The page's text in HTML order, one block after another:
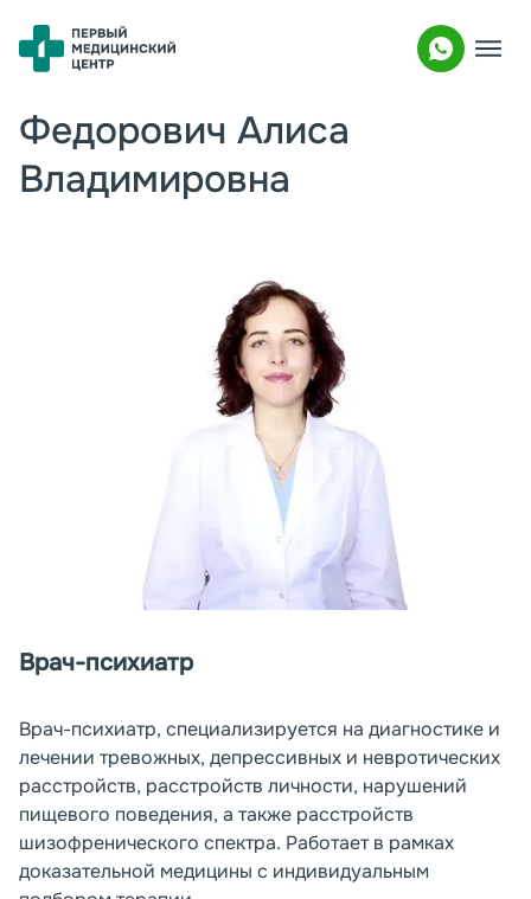
Федорович Алиса
Владимировна
Врач-психиатр
Врач-психиатр, специализируется на диагностике и
лечении тревожных, депрессивных и невротических
расстройств, расстройств личности, нарушений
пищевого поведения, а также расстройств
шизофренического спектра. Работает в рамках
доказательной медицины с индивидуальным